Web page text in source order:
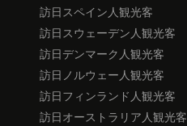
訪日スペイン人観光客
訪日スウェーデン人観光客
訪日デンマーク人観光客
訪日ノルウェー人観光客
訪日フィンランド人観光客
訪日オーストラリア人観光客